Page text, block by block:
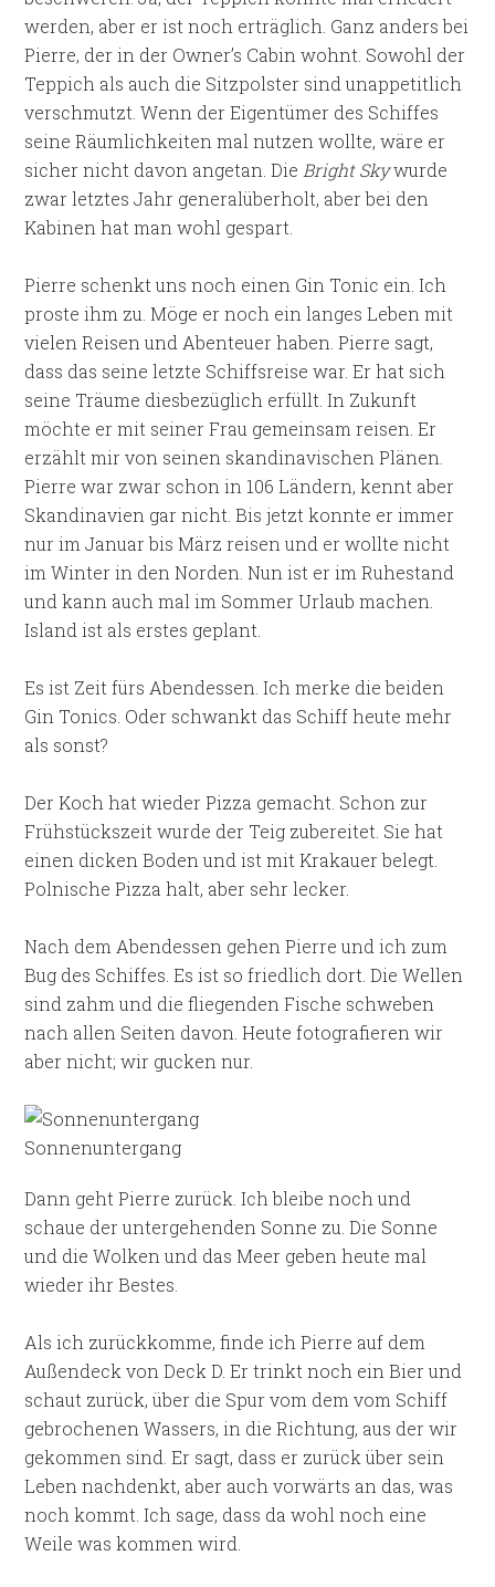
werden, aber er ist noch erträglich. Ganz anders bei
Pierre, der in der Owner’s Cabin wohnt. Sowohl der
Teppich als auch die Sitzpolster sind unappetitlich
verschmutzt. Wenn der Eigentümer des Schiffes
seine Räumlichkeiten mal nutzen wollte, wäre er
sicher nicht davon angetan. DieBright Skywurde
zwar letztes Jahr generalüberholt, aber bei den
Kabinen hat man wohl gespart.
Pierre schenkt uns noch einen Gin Tonic ein. Ich
proste ihm zu. Möge er noch ein langes Leben mit
vielen Reisen und Abenteuer haben. Pierre sagt,
dass das seine letzte Schiffsreise war. Er hat sich
seine Träume diesbezüglich erfüllt. In Zukunft
möchte er mit seiner Frau gemeinsam reisen. Er
erzählt mir von seinen skandinavischen Plänen.
Pierre war zwar schon in 106 Ländern, kennt aber
Skandinavien gar nicht. Bis jetzt konnte er immer
nur im Januar bis März reisen und er wollte nicht
im Winter in den Norden. Nun ist er im Ruhestand
und kann auch mal im Sommer Urlaub machen.
Island ist als erstes geplant.
Es ist Zeit fürs Abendessen. Ich merke die beiden
Gin Tonics. Oder schwankt das Schiff heute mehr
als sonst?
Der Koch hat wieder Pizza gemacht. Schon zur
Frühstückszeit wurde der Teig zubereitet. Sie hat
einen dicken Boden und ist mit Krakauer belegt.
Polnische Pizza halt, aber sehr lecker.
Nach dem Abendessen gehen Pierre und ich zum
Bug des Schiffes. Es ist so friedlich dort. Die Wellen
sind zahm und die fliegenden Fische schweben
nach allen Seiten davon. Heute fotografieren wir
aber nicht; wir gucken nur.
Sonnenuntergang
Dann geht Pierre zurück. Ich bleibe noch und
schaue der untergehenden Sonne zu. Die Sonne
und die Wolken und das Meer geben heute mal
wieder ihr Bestes.
Als ich zurückkomme, finde ich Pierre auf dem
Außendeck von Deck D. Er trinkt noch ein Bier und
schaut zurück, über die Spur vom dem vom Schiff
gebrochenen Wassers, in die Richtung, aus der wir
gekommen sind. Er sagt, dass er zurück über sein
Leben nachdenkt, aber auch vorwärts an das, was
noch kommt. Ich sage, dass da wohl noch eine
Weile was kommen wird.